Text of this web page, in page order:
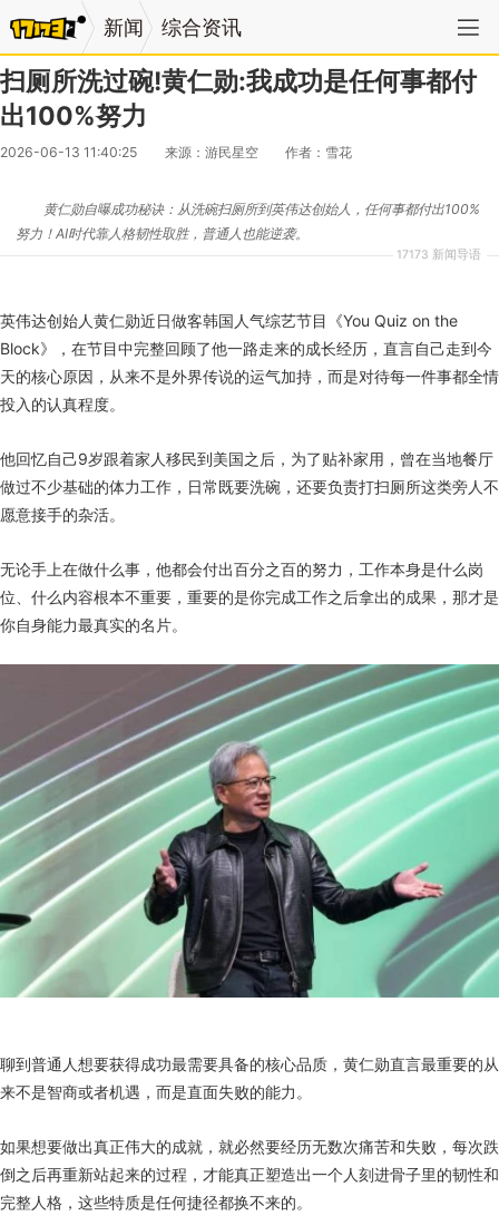
新闻 综合资讯
扫厕所洗过碗!黄仁勋:我成功是任何事都付
出100%努力
2026-06-13 11:40:25 来源：游民星空 作者：雪花
17173 新闻导语
黄仁勋自曝成功秘诀：从洗碗扫厕所到英伟达创始人，任何事都付出100%
努力！AI时代靠人格韧性取胜，普通人也能逆袭。
英伟达创始人黄仁勋近日做客韩国人气综艺节目《You Quiz on the
Block》，在节目中完整回顾了他一路走来的成长经历，直言自己走到今
天的核心原因，从来不是外界传说的运气加持，而是对待每一件事都全情
投入的认真程度。
他回忆自己9岁跟着家人移民到美国之后，为了贴补家用，曾在当地餐厅
做过不少基础的体力工作，日常既要洗碗，还要负责打扫厕所这类旁人不
愿意接手的杂活。
无论手上在做什么事，他都会付出百分之百的努力，工作本身是什么岗
位、什么内容根本不重要，重要的是你完成工作之后拿出的成果，那才是
你自身能力最真实的名片。
聊到普通人想要获得成功最需要具备的核心品质，黄仁勋直言最重要的从
来不是智商或者机遇，而是直面失败的能力。
如果想要做出真正伟大的成就，就必然要经历无数次痛苦和失败，每次跌
倒之后再重新站起来的过程，才能真正塑造出一个人刻进骨子里的韧性和
完整人格，这些特质是任何捷径都换不来的。